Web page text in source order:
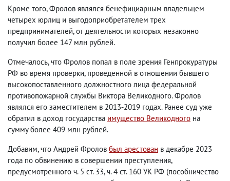
Кроме того, Фролов являлся бенефициарным владельцем
четырех юрлиц и выгодоприобретателем трех
предпринимателей, от деятельности которых незаконно
получил более 147 млн рублей.
Отмечалось, что Фролов попал в поле зрения Генпрокуратуры
РФ во время проверки, проведенной в отношении бывшего
высокопоставленного должностного лица федеральной
противопожарной службы Виктора Великодного. Фролов
являлся его заместителем в 2013-2019 годах. Ранее суд уже
обратил в доход государства имущество Великодного на
сумму более 409 млн рублей.
Добавим, что Андрей Фролов был арестован в декабре 2023
года по обвинению в совершении преступления,
предусмотренного ч. 5 ст. 33, ч. 4 ст. 160 УК РФ (пособничество